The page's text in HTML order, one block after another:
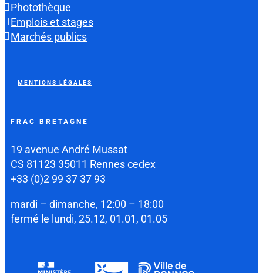
Photothèque
Emplois et stages
Marchés publics
MENTIONS LÉGALES
FRAC BRETAGNE
19 avenue André Mussat
CS 81123 35011 Rennes cedex
+33 (0)2 99 37 37 93
mardi – dimanche, 12:00 – 18:00
fermé le lundi, 25.12, 01.01, 01.05